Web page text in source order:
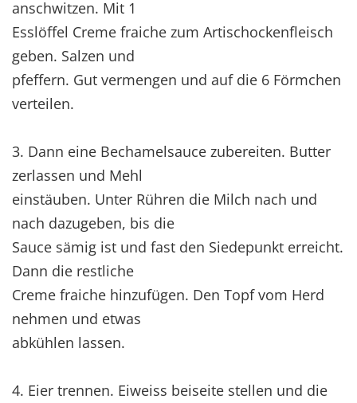
anschwitzen. Mit 1
Esslöffel Creme fraiche zum Artischockenfleisch
geben. Salzen und
pfeffern. Gut vermengen und auf die 6 Förmchen
verteilen.
3. Dann eine Bechamelsauce zubereiten. Butter
zerlassen und Mehl
einstäuben. Unter Rühren die Milch nach und
nach dazugeben, bis die
Sauce sämig ist und fast den Siedepunkt erreicht.
Dann die restliche
Creme fraiche hinzufügen. Den Topf vom Herd
nehmen und etwas
abkühlen lassen.
4. Eier trennen. Eiweiss beiseite stellen und die